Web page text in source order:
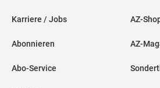
Karriere / Jobs
Abonnieren
Abo-Service
AZ-
AZ-